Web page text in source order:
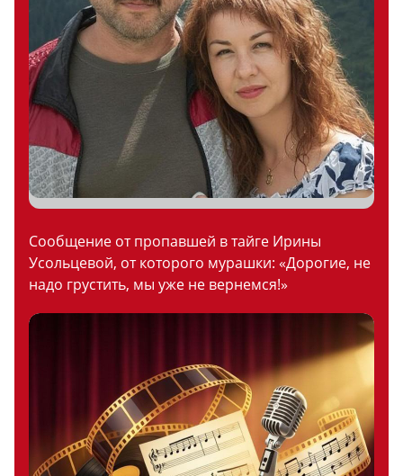
Сообщение от пропавшей в тайге Ирины
Усольцевой, от которого мурашки: «Дорогие, не
надо грустить, мы уже не вернемся!»